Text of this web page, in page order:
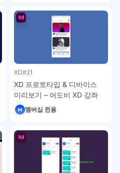
XD#21
XD 프로토타입 & 디바이스
미리보기 – 어도비 XD 강좌
멤버십 전용